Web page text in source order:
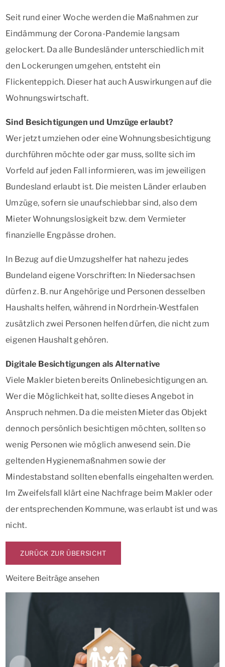
Seit rund einer Woche werden die Maßnahmen zur
Eindämmung der Corona-Pandemie langsam
gelockert. Da alle Bundesländer unterschiedlich mit
den Lockerungen umgehen, entsteht ein
Flickenteppich. Dieser hat auch Auswirkungen auf die
Wohnungswirtschaft.
Sind Besichtigungen und Umzüge erlaubt?
Wer jetzt umziehen oder eine Wohnungsbesichtigung
durchführen möchte oder gar muss, sollte sich im
Vorfeld auf jeden Fall informieren, was im jeweiligen
Bundesland erlaubt ist. Die meisten Länder erlauben
Umzüge, sofern sie unaufschiebbar sind, also dem
Mieter Wohnungslosigkeit bzw. dem Vermieter
finanzielle Engpässe drohen.
In Bezug auf die Umzugshelfer hat nahezu jedes
Bundeland eigene Vorschriften: In Niedersachsen
dürfen z. B. nur Angehörige und Personen desselben
Haushalts helfen, während in Nordrhein-Westfalen
zusätzlich zwei Personen helfen dürfen, die nicht zum
eigenen Haushalt gehören.
Digitale Besichtigungen als Alternative
Viele Makler bieten bereits Onlinebesichtigungen an.
Wer die Möglichkeit hat, sollte dieses Angebot in
Anspruch nehmen. Da die meisten Mieter das Objekt
dennoch persönlich besichtigen möchten, sollten so
wenig Personen wie möglich anwesend sein. Die
geltenden Hygienemaßnahmen sowie der
Mindestabstand sollten ebenfalls eingehalten werden.
Im Zweifelsfall klärt eine Nachfrage beim Makler oder
der entsprechenden Kommune, was erlaubt ist und was
nicht.
ZURÜCK ZUR ÜBERSICHT
Weitere Beiträge ansehen